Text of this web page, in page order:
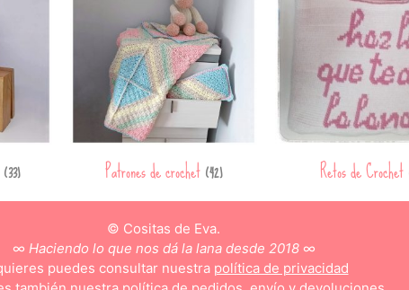
(33) Patrones de crochet(42) Retos de Crochet
© Cositas de Eva.
∞ Haciendo lo que nos dá la lana desde 2018∞
puedes consultar nuestra política de privacidad